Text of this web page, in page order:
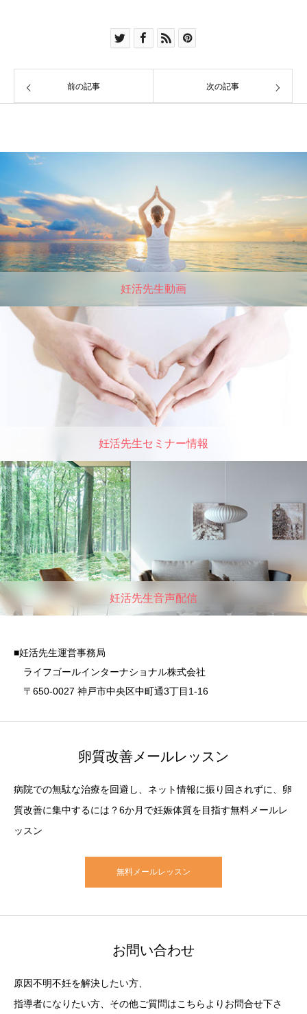
前の記事 次の記事
妊活先生動画
妊活先生セミナー情報
妊活先生音声配信
■妊活先生運営事務局
ライフゴールインターナショナル株式会社
〒650-0027 神戸市中央区中町通3丁目1-16
卵質改善メールレッスン
病院での無駄な治療を回避し、ネット情報に振り回されずに、卵
質改善に集中するには？6か月で妊娠体質を目指す無料メールレ
ッスン
無料メールレッスン
お問い合わせ
原因不明不妊を解決したい方、
指導者になりたい方、その他ご質問はこちらよりお問合せ下さ